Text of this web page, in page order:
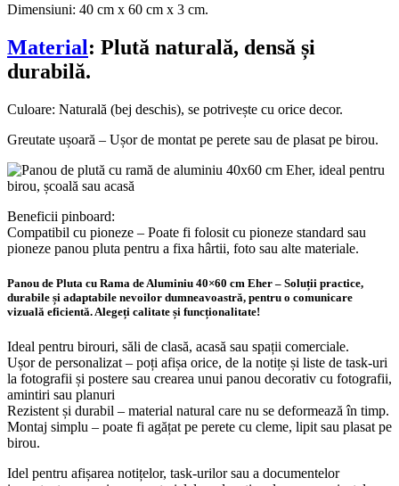
Dimensiuni: 40 cm x 60 cm x 3 cm.
Material: Plută naturală, densă și
durabilă.
Culoare: Naturală (bej deschis), se potrivește cu orice decor.
Greutate ușoară – Ușor de montat pe perete sau de plasat pe birou.
Beneficii pinboard:
Compatibil cu pioneze – Poate fi folosit cu pioneze standard sau
pioneze panou pluta pentru a fixa hârtii, foto sau alte materiale.
Panou de Pluta cu Rama de Aluminiu 40×60 cm Eher – Soluții practice,
durabile și adaptabile nevoilor dumneavoastră, pentru o comunicare
vizuală eficientă. Alegeți calitate și funcționalitate!
Ideal pentru birouri, săli de clasă, acasă sau spații comerciale.
Ușor de personalizat – poți afișa orice, de la notițe și liste de task-uri
la fotografii și postere sau crearea unui panou decorativ cu fotografii,
amintiri sau planuri
Rezistent și durabil – material natural care nu se deformează în timp.
Montaj simplu – poate fi agățat pe perete cu cleme, lipit sau plasat pe
birou.
Idel pentru afișarea notițelor, task-urilor sau a documentelor